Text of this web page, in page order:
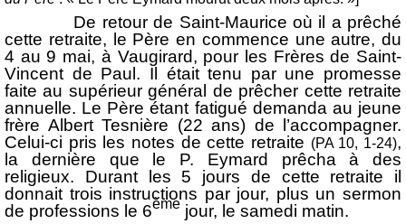
De retour de Saint-Maurice où il a prêché
cette retraite, le Père en commence une autre, du
4 au 9 mai, à Vaugirard, pour les Frères de Saint-
Vincent de Paul. Il était tenu par une promesse
faite au supérieur général de prêcher cette retraite
annuelle. Le Père étant fatigué demanda au jeune
frère Albert Tesnière (22 ans) de l’accompagner.
Celui-ci pris les notes de cette retraite (PA 10, 1-24),
la dernière que le P. Eymard prêcha à des
religieux. Durant les 5 jours de cette retraite il
donnait trois instructions par jour, plus un sermon
de professions le 6ème jour, le samedi matin.